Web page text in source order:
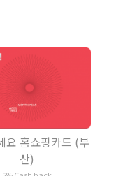
요 홈쇼핑카드 (부
산)